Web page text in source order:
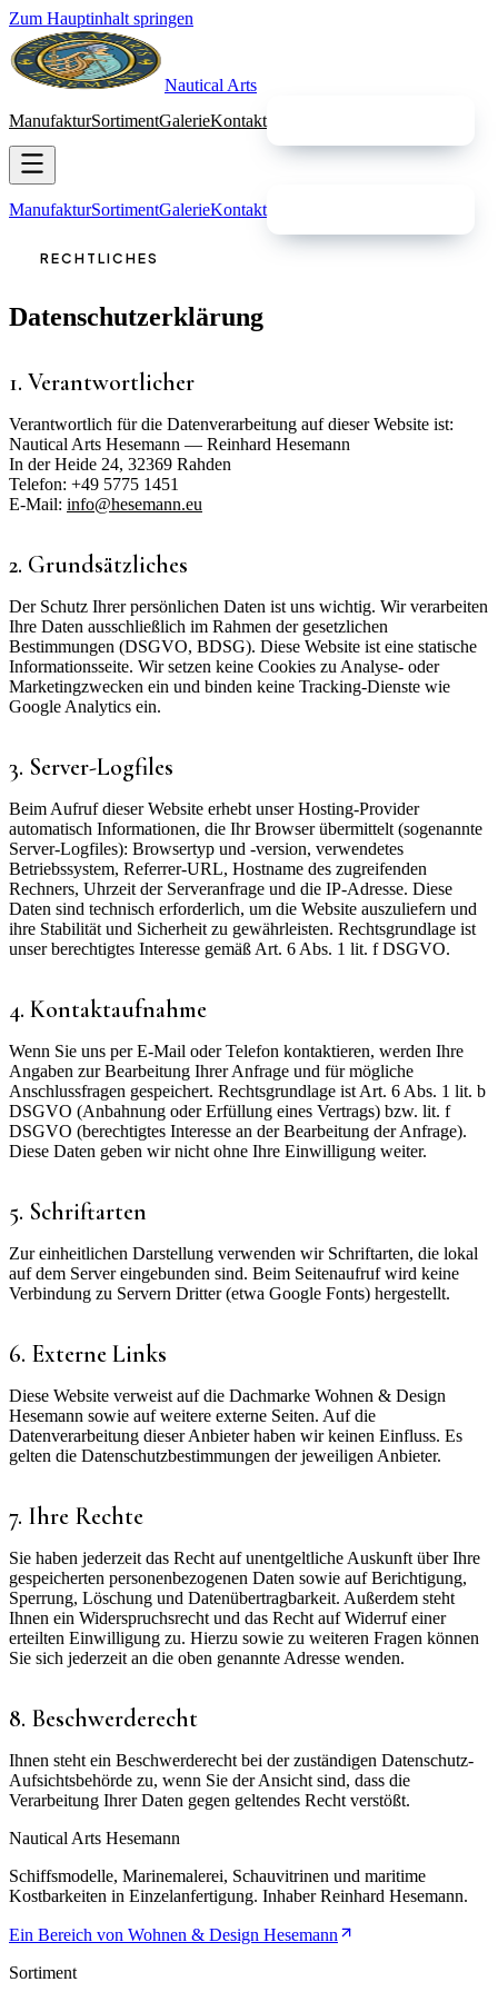
Zum Hauptinhalt springen
Nautical Arts
ManufakturSortimentGalerieKontakt
ManufakturSortimentGalerieKontakt
RECHTLICHES
Datenschutzerklärung
1. Verantwortlicher
Verantwortlich für die Datenverarbeitung auf dieser Website ist:
Nautical Arts Hesemann — Reinhard Hesemann
In der Heide 24, 32369 Rahden
Telefon: +49 5775 1451
E-Mail: info@hesemann.eu
2. Grundsätzliches
Der Schutz Ihrer persönlichen Daten ist uns wichtig. Wir verarbeiten
Ihre Daten ausschließlich im Rahmen der gesetzlichen
Bestimmungen (DSGVO, BDSG). Diese Website ist eine statische
Informationsseite. Wir setzen keine Cookies zu Analyse- oder
Marketingzwecken ein und binden keine Tracking-Dienste wie
Google Analytics ein.
3. Server-Logfiles
Beim Aufruf dieser Website erhebt unser Hosting-Provider
automatisch Informationen, die Ihr Browser übermittelt (sogenannte
Server-Logfiles): Browsertyp und -version, verwendetes
Betriebssystem, Referrer-URL, Hostname des zugreifenden
Rechners, Uhrzeit der Serveranfrage und die IP-Adresse. Diese
Daten sind technisch erforderlich, um die Website auszuliefern und
ihre Stabilität und Sicherheit zu gewährleisten. Rechtsgrundlage ist
unser berechtigtes Interesse gemäß Art. 6 Abs. 1 lit. f DSGVO.
4. Kontaktaufnahme
Wenn Sie uns per E-Mail oder Telefon kontaktieren, werden Ihre
Angaben zur Bearbeitung Ihrer Anfrage und für mögliche
Anschlussfragen gespeichert. Rechtsgrundlage ist Art. 6 Abs. 1 lit. b
DSGVO (Anbahnung oder Erfüllung eines Vertrags) bzw. lit. f
DSGVO (berechtigtes Interesse an der Bearbeitung der Anfrage).
Diese Daten geben wir nicht ohne Ihre Einwilligung weiter.
5. Schriftarten
Zur einheitlichen Darstellung verwenden wir Schriftarten, die lokal
auf dem Server eingebunden sind. Beim Seitenaufruf wird keine
Verbindung zu Servern Dritter (etwa Google Fonts) hergestellt.
6. Externe Links
Diese Website verweist auf die Dachmarke Wohnen & Design
Hesemann sowie auf weitere externe Seiten. Auf die
Datenverarbeitung dieser Anbieter haben wir keinen Einfluss. Es
gelten die Datenschutzbestimmungen der jeweiligen Anbieter.
7. Ihre Rechte
Sie haben jederzeit das Recht auf unentgeltliche Auskunft über Ihre
gespeicherten personenbezogenen Daten sowie auf Berichtigung,
Sperrung, Löschung und Datenübertragbarkeit. Außerdem steht
Ihnen ein Widerspruchsrecht und das Recht auf Widerruf einer
erteilten Einwilligung zu. Hierzu sowie zu weiteren Fragen können
Sie sich jederzeit an die oben genannte Adresse wenden.
8. Beschwerderecht
Ihnen steht ein Beschwerderecht bei der zuständigen Datenschutz-
Aufsichtsbehörde zu, wenn Sie der Ansicht sind, dass die
Verarbeitung Ihrer Daten gegen geltendes Recht verstößt.
Nautical Arts Hesemann
Schiffsmodelle, Marinemalerei, Schauvitrinen und maritime
Kostbarkeiten in Einzelanfertigung. InhaberReinhard Hesemann.
Ein Bereich von Wohnen & Design Hesemann
Sortiment